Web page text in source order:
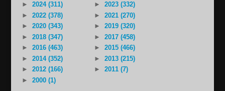
►
2024 (311) ►
2023 (332)
►
2022 (378) ►
2021 (270)
►
2020 (343) ►
2019 (320)
►
2018 (347) ►
2017 (458)
►
2016 (463) ►
2015 (466)
►
2014 (352) ►
2013 (215)
►
2012 (166) ►
2011 (7)
►
2000 (1)